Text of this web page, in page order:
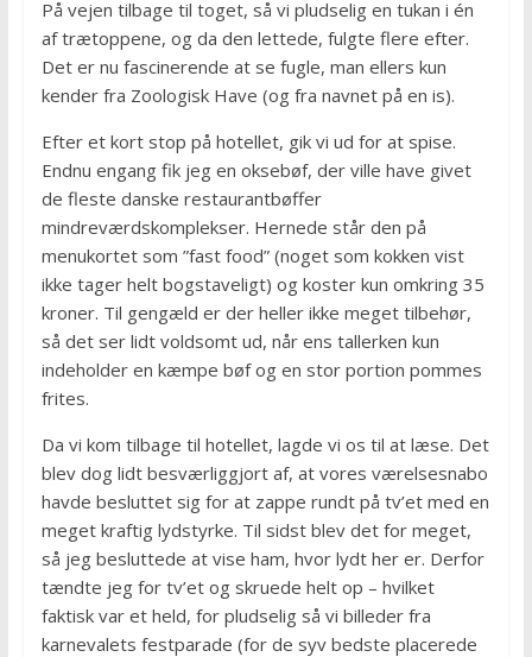
På vejen tilbage til toget, så vi pludselig en tukan i én
af trætoppene, og da den lettede, fulgte flere efter.
Det er nu fascinerende at se fugle, man ellers kun
kender fra Zoologisk Have (og fra navnet på en is).
Efter et kort stop på hotellet, gik vi ud for at spise.
Endnu engang fik jeg en oksebøf, der ville have givet
de fleste danske restaurantbøffer
mindreværdskomplekser. Hernede står den på
menukortet som ”fast food” (noget som kokken vist
ikke tager helt bogstaveligt) og koster kun omkring 35
kroner. Til gengæld er der heller ikke meget tilbehør,
så det ser lidt voldsomt ud, når ens tallerken kun
indeholder en kæmpe bøf og en stor portion pommes
frites.
Da vi kom tilbage til hotellet, lagde vi os til at læse. Det
blev dog lidt besværliggjort af, at vores værelsesnabo
havde besluttet sig for at zappe rundt på tv’et med en
meget kraftig lydstyrke. Til sidst blev det for meget,
så jeg besluttede at vise ham, hvor lydt her er. Derfor
tændte jeg for tv’et og skruede helt op – hvilket
faktisk var et held, for pludselig så vi billeder fra
karnevalets festparade (for de syv bedste placerede